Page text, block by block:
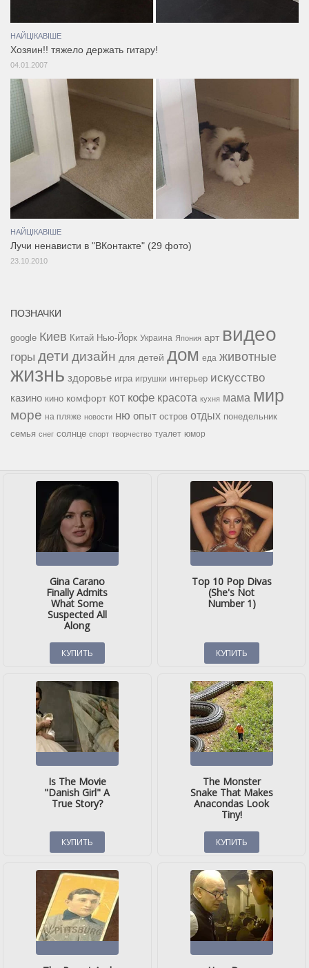
НАЙЦІКАВІШЕ
Хозяин!! тяжело держать гитару!
04.01.2007
НАЙЦІКАВІШЕ
Лучи ненависти в "ВКонтакте" (29 фото)
23.10.2010
ПОЗНАЧКИ
google Киев Китай Нью-Йорк Украина Япония арт видео
горы дети дизайн для детей дом еда животные
жизнь здоровье игра игрушки интерьер искусство
казино кино комфорт кот кофе красота кухня мама мир
море на пляже новости ню опыт остров отдых понедельник
семья снег солнце спорт творчество туалет юмор